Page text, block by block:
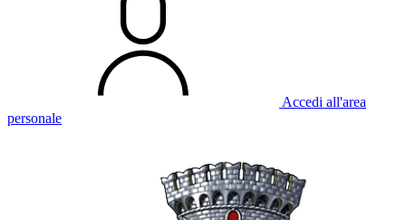
Accedi all'area
personale